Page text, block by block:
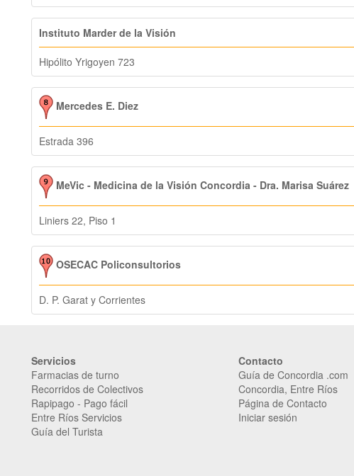
Instituto Marder de la Visión
Hipólito Yrigoyen 723
Mercedes E. Diez
Estrada 396
MeVic - Medicina de la Visión Concordia - Dra. Marisa Suárez
Liniers 22, Piso 1
OSECAC Policonsultorios
D. P. Garat y Corrientes
Servicios
Farmacias de turno
Recorridos de Colectivos
Rapipago - Pago fácil
Entre Ríos Servicios
Guía del Turista
Contacto
Guía de Concordia .com
Concordia, Entre Ríos
Página de Contacto
Iniciar sesión